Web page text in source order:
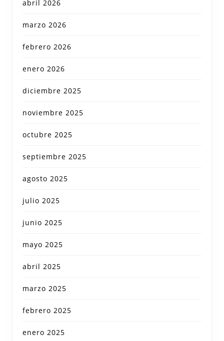
abril 2026
marzo 2026
febrero 2026
enero 2026
diciembre 2025
noviembre 2025
octubre 2025
septiembre 2025
agosto 2025
julio 2025
junio 2025
mayo 2025
abril 2025
marzo 2025
febrero 2025
enero 2025